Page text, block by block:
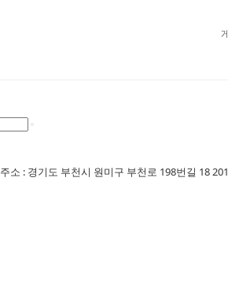
주소 : 경기도 부천시 원미구 부천로 198번길